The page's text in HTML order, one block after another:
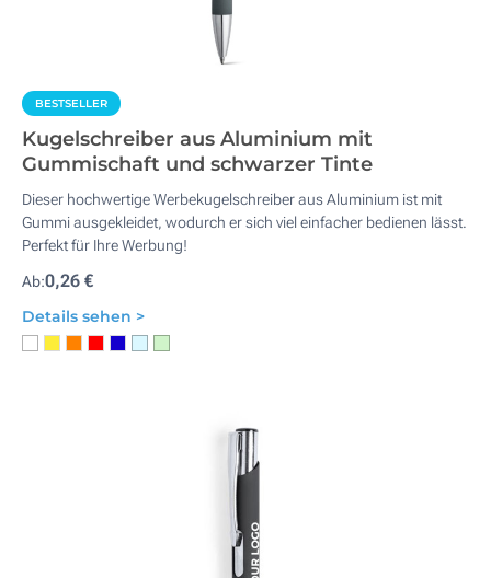
BESTSELLER
Kugelschreiber aus Aluminium mit
Gummischaft und schwarzer Tinte
Dieser hochwertige Werbekugelschreiber aus Aluminium ist mit
Gummi ausgekleidet, wodurch er sich viel einfacher bedienen lässt.
Perfekt für Ihre Werbung!
Ab:0,26 €
Details sehen >